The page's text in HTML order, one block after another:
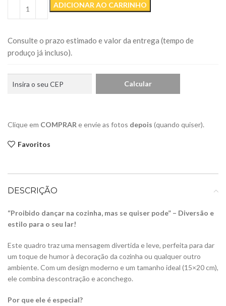
ADICIONAR AO CARRINHO
Consulte o prazo estimado e valor da entrega (tempo de
produço já incluso).
Clique em COMPRARe envie as fotos depois (quando quiser).
Favoritos
DESCRIÇÃO
“Proibido dançar na cozinha, mas se quiser pode” – Diversão e
estilo para o seu lar!
Este quadro traz uma mensagem divertida e leve, perfeita para dar
um toque de humor à decoração da cozinha ou qualquer outro
ambiente. Com um design moderno e um tamanho ideal (15×20 cm),
ele combina descontração e aconchego.
Por que ele é especial?